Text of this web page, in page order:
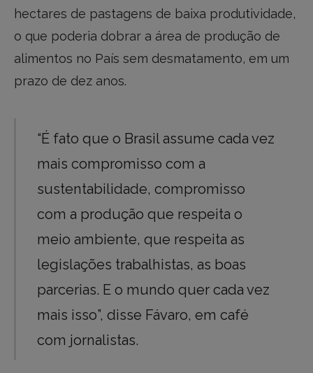
hectares de pastagens de baixa produtividade,
o que poderia dobrar a área de produção de
alimentos no País sem desmatamento, em um
prazo de dez anos.
“É fato que o Brasil assume cada vez
mais compromisso com a
sustentabilidade, compromisso
com a produção que respeita o
meio ambiente, que respeita as
legislações trabalhistas, as boas
parcerias. E o mundo quer cada vez
mais isso”, disse Fávaro, em café
com jornalistas.